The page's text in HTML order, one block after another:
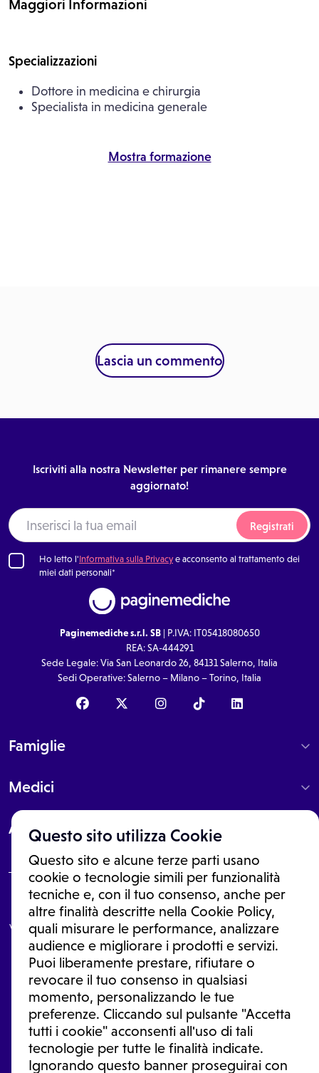
Questo sito utilizza Cookie
Questo sito e alcune terze parti usano
cookie o tecnologie simili per funzionalità
tecniche e, con il tuo consenso, anche per
altre finalità descritte nella Cookie Policy,
quali misurare le performance, analizzare
audience e migliorare i prodotti e servizi.
Puoi liberamente prestare, rifiutare o
revocare il tuo consenso in qualsiasi
momento, personalizzando le tue
preferenze. Cliccando sul pulsante "Accetta
tutti i cookie" acconsenti all'uso di tali
tecnologie per tutte le finalità indicate.
Ignorando questo banner proseguirai con
Maggiori Informazioni
Specializzazioni
Dottore in medicina e chirurgia
Specialista in medicina generale
Mostra formazione
Lascia un commento
Iscriviti alla nostra Newsletter per rimanere sempre
aggiornato!
Registrati
Ho letto l'Informativa sulla Privacye acconsento al trattamento dei
miei dati personali*
Paginemediche s.r.l. SB| P.IVA: IT05418080650
REA: SA-444291
Sede Legale: Via San Leonardo 26, 84131 Salerno, Italia
Sedi Operative: Salerno – Milano – Torino, Italia
Famiglie
Medici
About
Le informazioni proposte in questo sito non sono un consulto medico.
In nessun caso, queste informazioni sostituiscono un consulto, una
visita o una diagnosi formulata dal medico. Non si devono considerare
le informazioni disponibili come suggerimenti per la formulazione di
una diagnosi, la determinazione di un trattamento o l'assunzione o
sospensione di un farmaco senza prima consultare un medico di
medicina generale o uno specialista.
Condizioni di utilizzo|Privacy Policy |Gestione Cookie
Ⓒ 2026 | Tutti i diritti riservati.